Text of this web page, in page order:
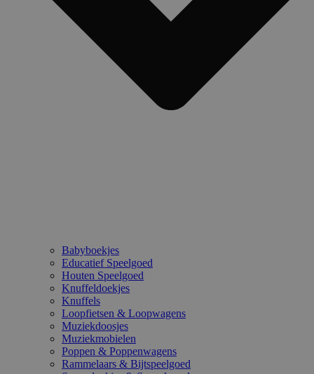
Babyboekjes
Educatief Speelgoed
Houten Speelgoed
Knuffeldoekjes
Knuffels
Loopfietsen & Loopwagens
Muziekdoosjes
Muziekmobielen
Poppen & Poppenwagens
Rammelaars & Bijtspeelgoed